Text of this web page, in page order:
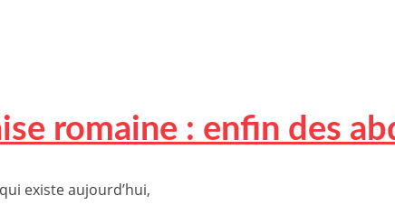
romaine : enfin des
existe aujourd’hui,